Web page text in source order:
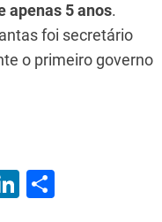
apenas 5 anos.
foi secretário
o primeiro governo
Li